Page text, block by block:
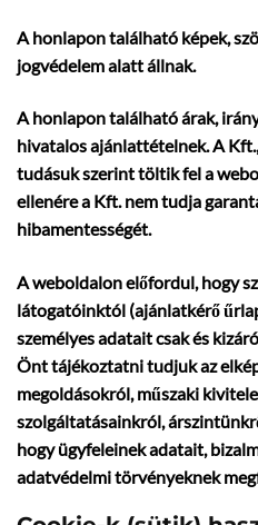
A honlapon található képek,
jogvédelem alatt állnak.
A honlapon található árak,
hivatalos ajánlattételnek. A
tudásuk szerint töltik fel a
ellenére a Kft. nem tudja
hibamentességét.
A weboldalon előfordul, hogy
látogatóinktól (ajánlatkérő
személyes adatait csak és
Önt tájékoztatni tudjuk az
megoldásokról, műszaki
szolgáltatásainkról,
hogy ügyfeleinek adatait,
adatvédelmi törvényeknek